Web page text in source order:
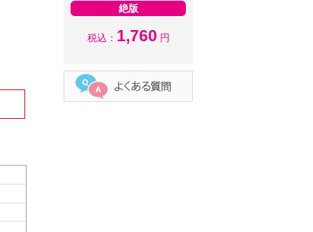
絶版
税込： 1,760 円